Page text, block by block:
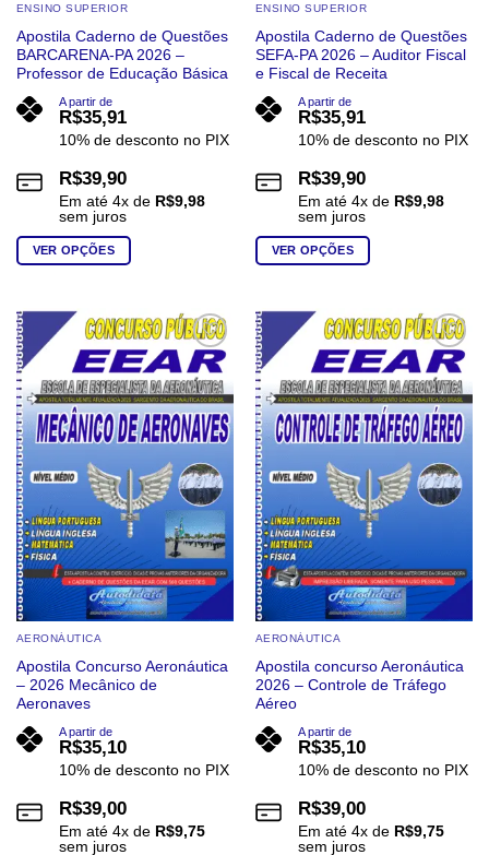
ENSINO SUPERIOR
Apostila Caderno de Questões
BARCARENA-PA 2026 –
Professor de Educação Básica
A partir de
R$35,91
10% de desconto no PIX
R$39,90
Em até 4x de R$9,98
sem juros
VER OPÇÕES
tem
várias
variantes.
As
opções
podem
ser
escolhidas
na
página
do
produto
ENSINO SUPERIOR
Apostila Caderno de Questões
SEFA-PA 2026 – Auditor Fiscal
e Fiscal de Receita
A partir de
R$35,91
10% de desconto no PIX
R$39,90
Em até 4x de R$9,98
sem juros
VER OPÇÕES
tem
várias
variantes.
As
opções
podem
ser
escolhidas
na
página
do
produto
Add to
wishlist
AERONÁUTICA
Apostila Concurso Aeronáutica
– 2026 Mecânico de
Aeronaves
A partir de
R$35,10
10% de desconto no PIX
R$39,00
Em até 4x de R$9,75
sem juros
Add to
wishlist
AERONÁUTICA
Apostila concurso Aeronáutica
2026 – Controle de Tráfego
Aéreo
A partir de
R$35,10
10% de desconto no PIX
R$39,00
Em até 4x de R$9,75
sem juros